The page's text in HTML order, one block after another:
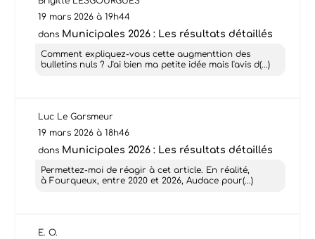
19 mars 2026 à 19h44
dans Municipales 2026 : Les résultats détaillés
Comment expliquez-vous cette augmenttion des
bulletins nuls ? J'ai bien ma petite idée mais l'avis d(...)
Luc Le Garsmeur
19 mars 2026 à 18h46
dans Municipales 2026 : Les résultats détaillés
Permettez-moi de réagir à cet article. En réalité,
à Fourqueux, entre 2020 et 2026, Audace pour(...)
E. O.